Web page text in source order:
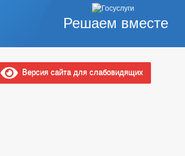
Решаем вместе
Версия сайта для слабовидящих